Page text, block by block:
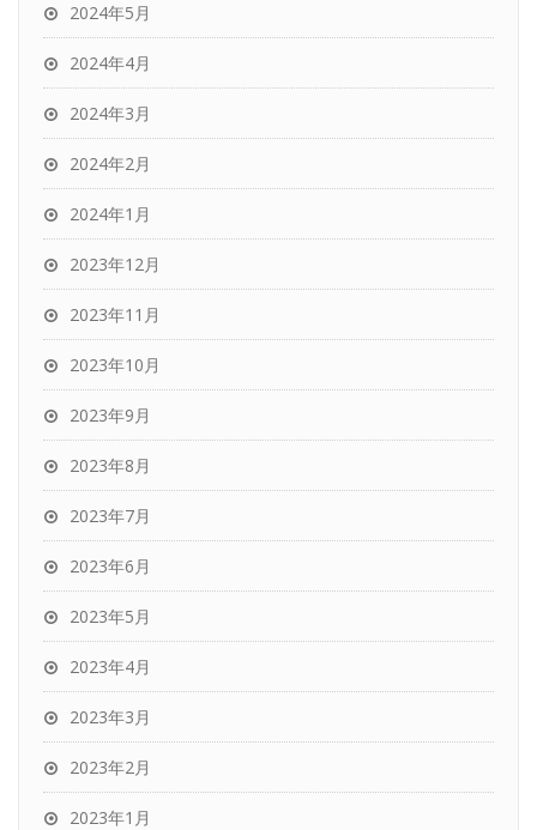
2024年5月
2024年4月
2024年3月
2024年2月
2024年1月
2023年12月
2023年11月
2023年10月
2023年9月
2023年8月
2023年7月
2023年6月
2023年5月
2023年4月
2023年3月
2023年2月
2023年1月